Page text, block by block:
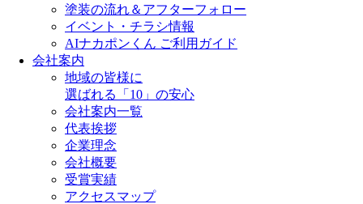
塗装の流れ＆アフターフォロー
イベント・チラシ情報
AIナカポンくん ご利用ガイド
会社案内
地域の皆様に
選ばれる「10」の安心
会社案内一覧
代表挨拶
企業理念
会社概要
受賞実績
アクセスマップ